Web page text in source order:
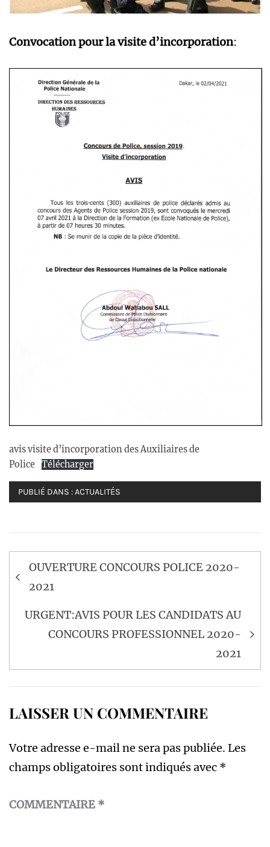
Convocation pour la visite d’incorporation:
avis visite d’incorporation des Auxiliaires de
Police
Télécharger
PUBLIÉ DANS :ACTUALITÉS
Navigation
de
OUVERTURE CONCOURS POLICE 2020-
2021
URGENT:AVIS POUR LES CANDIDATS AU
CONCOURS PROFESSIONNEL 2020-
2021
LAISSER UN COMMENTAIRE
Votre adresse e-mail ne sera pas publiée. Les
champs obligatoires sont indiqués avec *
COMMENTAIRE *